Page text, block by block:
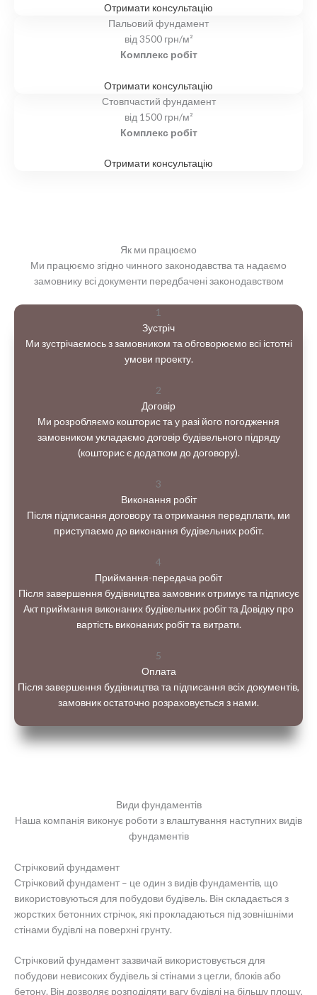
Отримати консультацію
Пальовий фундамент
від 3500 грн/м²
Комплекс робіт
Отримати консультацію
Стовпчастий фундамент
від 1500 грн/м²
Комплекс робіт
Отримати консультацію
Як ми працюємо
Ми працюємо згідно чинного законодавства та надаємо
замовнику всі документи передбачені законодавством
1
Зустріч
Ми зустрічаємось з замовником та обговорюємо всі істотні
умови проекту.
2
Договір
Ми розробляємо кошторис та у разі його погодження
замовником укладаємо договір будівельного підряду
(кошторис є додатком до договору).
3
Виконання робіт
Після підписання договору та отримання передплати, ми
приступаємо до виконання будівельних робіт.
4
Приймання-передача робіт
Після завершення будівництва замовник отримує та підписує
Акт приймання виконаних будівельних робіт та Довідку про
вартість виконаних робіт та витрати.
5
Оплата
Після завершення будівництва та підписання всіх документів,
замовник остаточно розраховується з нами.
Види фундаментів
Наша компанія виконує роботи з влаштування наступних видів
фундаментів
Стрічковий фундамент
Стрічковий фундамент – це один з видів фундаментів, що
використовуються для побудови будівель. Він складається з
жорстких бетонних стрічок, які прокладаються під зовнішніми
стінами будівлі на поверхні грунту.
Стрічковий фундамент зазвичай використовується для
побудови невисоких будівель зі стінами з цегли, блоків або
бетону. Він дозволяє розподіляти вагу будівлі на більшу площу,